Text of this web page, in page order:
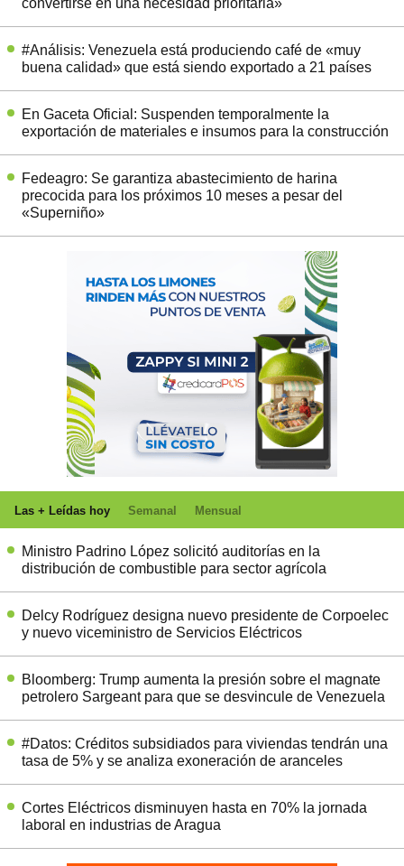
convertirse en una necesidad prioritaria»
#Análisis: Venezuela está produciendo café de «muy
buena calidad» que está siendo exportado a 21 países
En Gaceta Oficial: Suspenden temporalmente la
exportación de materiales e insumos para la construcción
Fedeagro: Se garantiza abastecimiento de harina
precocida para los próximos 10 meses a pesar del
«Superniño»
Las + Leídas hoy Semanal Mensual
Ministro Padrino López solicitó auditorías en la
distribución de combustible para sector agrícola
Delcy Rodríguez designa nuevo presidente de Corpoelec
y nuevo viceministro de Servicios Eléctricos
Bloomberg: Trump aumenta la presión sobre el magnate
petrolero Sargeant para que se desvincule de Venezuela
#Datos: Créditos subsidiados para viviendas tendrán una
tasa de 5% y se analiza exoneración de aranceles
Cortes Eléctricos disminuyen hasta en 70% la jornada
laboral en industrias de Aragua